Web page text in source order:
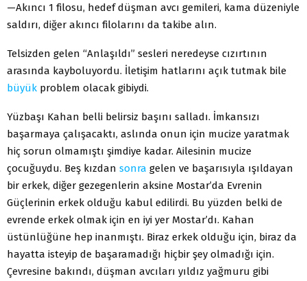
—Akıncı 1 filosu, hedef düşman avcı gemileri, kama düzeniyle
saldırı, diğer akıncı filolarını da takibe alın.
Telsizden gelen “Anlaşıldı” sesleri neredeyse cızırtının
arasında kayboluyordu. İletişim hatlarını açık tutmak bile
büyük problem olacak gibiydi.
Yüzbaşı Kahan belli belirsiz başını salladı. İmkansızı
başarmaya çalışacaktı, aslında onun için mucize yaratmak
hiç sorun olmamıştı şimdiye kadar. Ailesinin mucize
çocuğuydu. Beş kızdan sonra gelen ve başarısıyla ışıldayan
bir erkek, diğer gezegenlerin aksine Mostar’da Evrenin
Güçlerinin erkek olduğu kabul edilirdi. Bu yüzden belki de
evrende erkek olmak için en iyi yer Mostar’dı. Kahan
üstünlüğüne hep inanmıştı. Biraz erkek olduğu için, biraz da
hayatta isteyip de başaramadığı hiçbir şey olmadığı için.
Çevresine bakındı, düşman avcıları yıldız yağmuru gibi